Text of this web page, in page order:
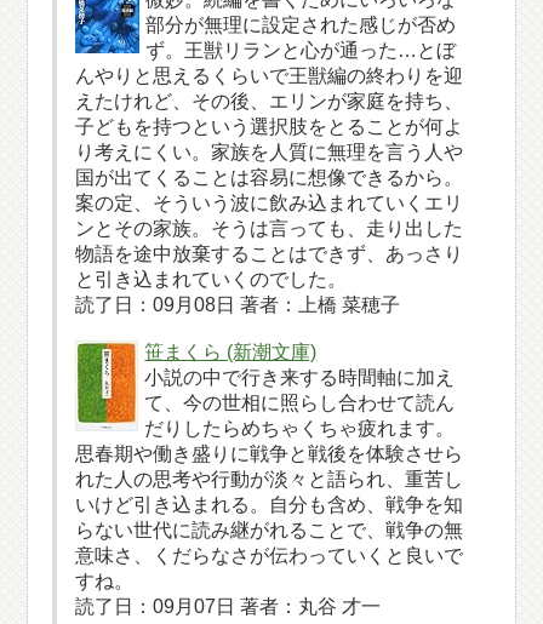
部分が無理に設定された感じが否め
ず。王獣リランと心が通った…とぼ
んやりと思えるくらいで王獣編の終わりを迎
えたけれど、その後、エリンが家庭を持ち、
子どもを持つという選択肢をとることが何よ
り考えにくい。家族を人質に無理を言う人や
国が出てくることは容易に想像できるから。
案の定、そういう波に飲み込まれていくエリ
ンとその家族。そうは言っても、走り出した
物語を途中放棄することはできず、あっさり
と引き込まれていくのでした。
読了日：09月08日 著者：上橋 菜穂子
笹まくら (新潮文庫)
小説の中で行き来する時間軸に加え
て、今の世相に照らし合わせて読ん
だりしたらめちゃくちゃ疲れます。
思春期や働き盛りに戦争と戦後を体験させら
れた人の思考や行動が淡々と語られ、重苦し
いけど引き込まれる。自分も含め、戦争を知
らない世代に読み継がれることで、戦争の無
意味さ、くだらなさが伝わっていくと良いで
すね。
読了日：09月07日 著者：丸谷 才一